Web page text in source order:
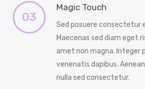
03
Magic Touch
Sed posuere consectetur
Maecenas sed diam eget
amet non magna. Integer
venenatis dapibus.
nulla sed consectetur.